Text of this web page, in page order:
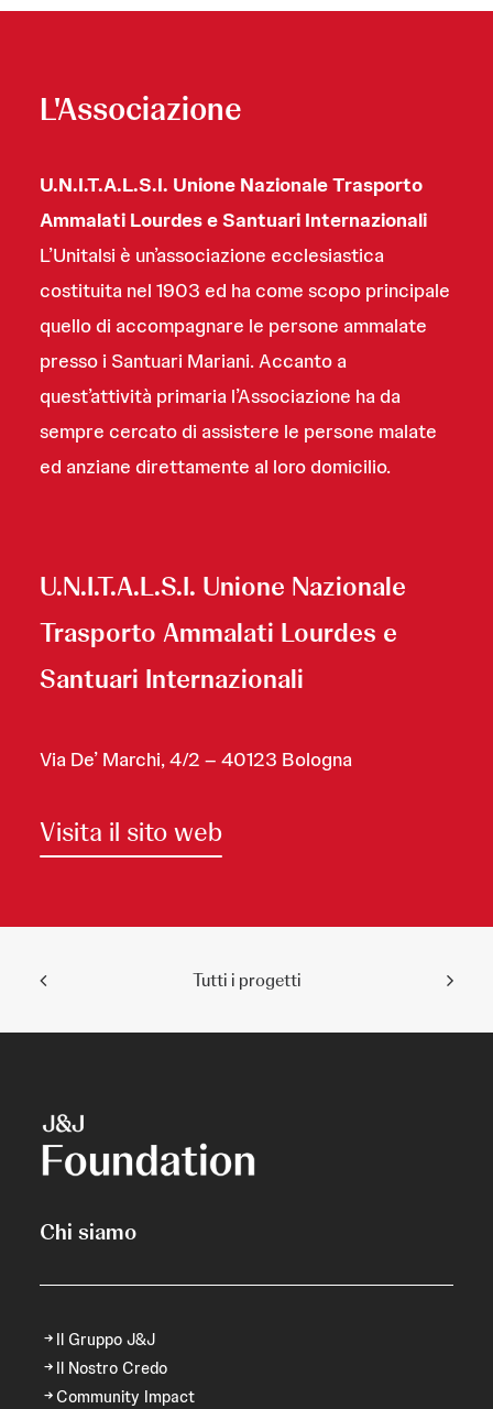
L'Associazione
U.N.I.T.A.L.S.I. Unione Nazionale Trasporto
Ammalati Lourdes e Santuari Internazionali
L’Unitalsi è un’associazione ecclesiastica
costituita nel 1903 ed ha come scopo principale
quello di accompagnare le persone ammalate
presso i Santuari Mariani. Accanto a
quest’attività primaria l’Associazione ha da
sempre cercato di assistere le persone malate
ed anziane direttamente al loro domicilio.
U.N.I.T.A.L.S.I. Unione Nazionale
Trasporto Ammalati Lourdes e
Santuari Internazionali
Via De’ Marchi, 4/2 – 40123 Bologna
Visita il sito web
Tutti i progetti
Chi siamo
Il Gruppo J&J
Il Nostro Credo
Community Impact